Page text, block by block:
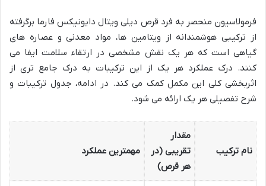
فرمولاسیون منحصر به فرد قرص دیلی ویتال دایونیکس فارما برگرفته
از ترکیبی هوشمندانه از ویتامین ها، مواد معدنی و عصاره های
گیاهی است که هر یک نقش مشخصی در ارتقاء سلامت ایفا می
کنند. درک عملکرد هر یک از این ترکیبات به درک جامع تری از
اثربخشی کلی این مکمل کمک می کند. در ادامه، جدول ترکیبات و
شرح تفصیلی هر یک ارائه می شود.
نام ترکیب
مقدار
تقریبی (در
هر قرص)
مهمترین عملکرد